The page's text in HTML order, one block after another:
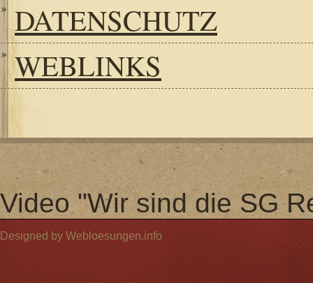
DATENSCHUTZ
WEBLINKS
Video "Wir sind die SG
Designed by Webloesungen.info